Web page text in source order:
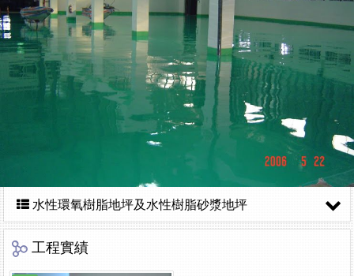
工程/停車場地坪/工業地板地坪/PVC導電地磚
水性環氧樹脂地坪及水性樹脂砂漿地坪
工程實績